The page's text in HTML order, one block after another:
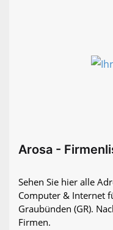
Arosa -
Sehen Sie hier alle
Computer & Internet
Graubünden (GR).
Firmen.